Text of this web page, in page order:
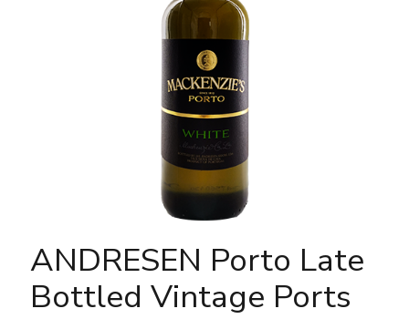
ANDRESEN Porto Late
Bottled Vintage Ports